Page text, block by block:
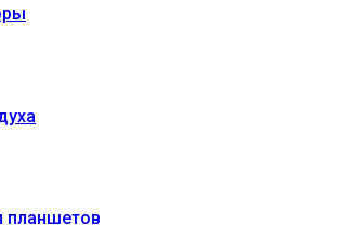
планшетов